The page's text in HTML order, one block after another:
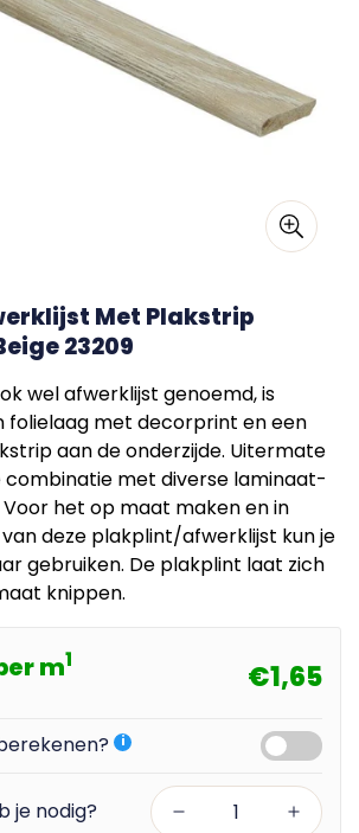
Met Plakstrip
23209
wel afwerklijst genoemd, is
folielaag met decorprint en een
aan de onderzijde. Uitermate
combinatie met diverse laminaat-
het op maat maken en in
deze plakplint/afwerklijst kun je
gebruiken. De plakplint laat zich
knippen.
m1 €1,65
i
je nodig?